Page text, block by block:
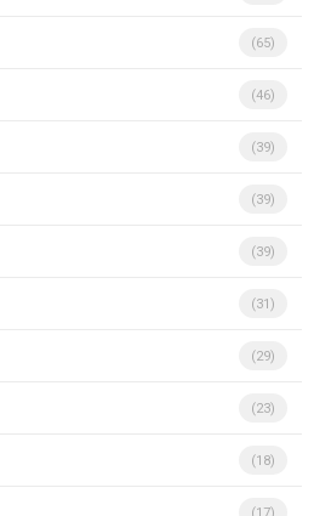
(65)
(46)
(39)
(39)
(39)
(31)
(29)
(23)
(18)